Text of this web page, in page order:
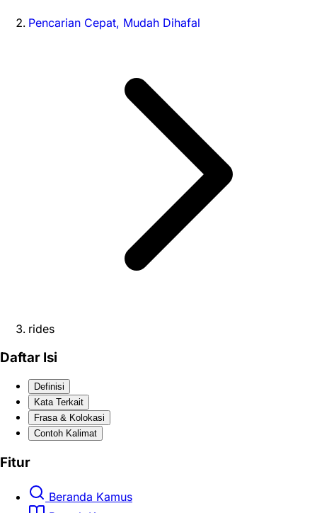
Pencarian Cepat, Mudah Dihafal
rides
Daftar Isi
Definisi
Kata Terkait
Frasa & Kolokasi
Contoh Kalimat
Fitur
Beranda Kamus